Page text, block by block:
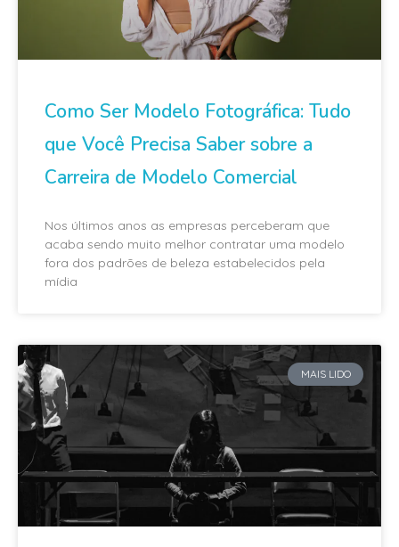
Como Ser Modelo Fotográfica: Tudo
que Você Precisa Saber sobre a
Carreira de Modelo Comercial
Nos últimos anos as empresas perceberam que
acaba sendo muito melhor contratar uma modelo
fora dos padrões de beleza estabelecidos pela
mídia
MAIS LIDO